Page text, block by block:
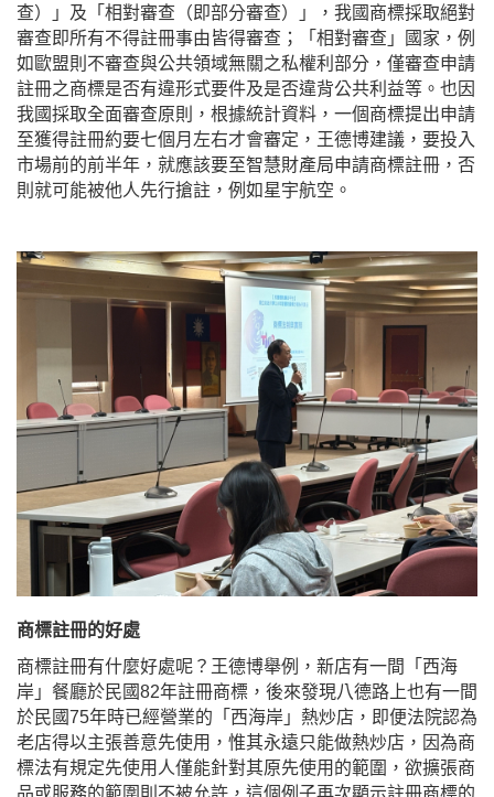
查）」及「相對審查（即部分審查）」，我國商標採取絕對
審查即所有不得註冊事由皆得審查；「相對審查」國家，例
如歐盟則不審查與公共領域無關之私權利部分，僅審查申請
註冊之商標是否有違形式要件及是否違背公共利益等。也因
我國採取全面審查原則，根據統計資料，一個商標提出申請
至獲得註冊約要七個月左右才會審定，王德博建議，要投入
市場前的前半年，就應該要至智慧財產局申請商標註冊，否
則就可能被他人先行搶註，例如星宇航空。
商標註冊的好處
商標註冊有什麼好處呢？王德博舉例，新店有一間「西海
岸」餐廳於民國82年註冊商標，後來發現八德路上也有一間
於民國75年時已經營業的「西海岸」熱炒店，即便法院認為
老店得以主張善意先使用，惟其永遠只能做熱炒店，因為商
標法有規定先使用人僅能針對其原先使用的範圍，欲擴張商
品或服務的範圍則不被允許，這個例子再次顯示註冊商標的